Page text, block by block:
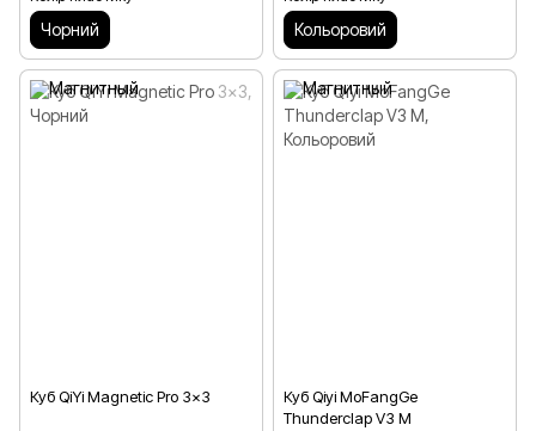
Чорний Кольоровий
Куб QiYi Magnetic Pro 3x3
Куб Qiyi MoFangGe
Thunderclap V3 M